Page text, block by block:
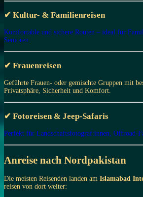
✔ Kultur- & Familienreisen
Komfortable und sichere Routen – ideal für
Senioren.
✔ Frauenreisen
Geführte Frauen- oder gemischte Gruppen mit
Privatsphäre, Sicherheit und Komfort.
✔ Fotoreisen & Jeep-Safaris
Perfekt für Landschaftsfotograf:innen, Offroad-
Anreise nach Nordpakistan
Die meisten Reisenden landen am Islamabad
reisen von dort weiter: